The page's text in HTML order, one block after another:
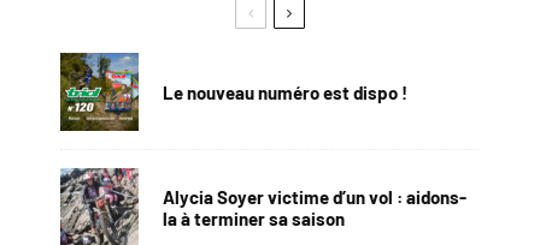
Le nouveau numéro est dispo !
Alycia Soyer victime d’un vol : aidons-
la à terminer sa saison